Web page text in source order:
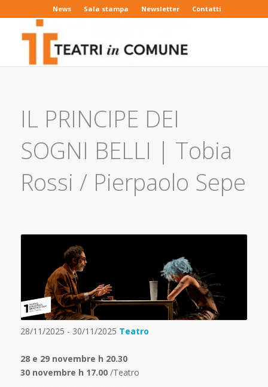
News Sala stampa Newsletter Contatti
IL PRINCIPE DEI
SOGNI BELLI | Tobia
Rossi / Pierpaolo Sepe
28/11/2025 - 30/11/2025 Teatro
28 e 29 novembre h 20.30
30 novembre h 17.00 /Teatro